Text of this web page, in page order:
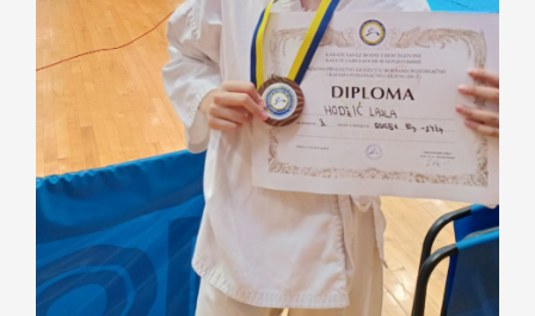
Vijeće roditelja
Kontakt